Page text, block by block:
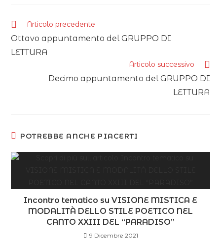
Articolo precedente
Ottavo appuntamento del GRUPPO DI
LETTURA
Articolo successivo
Decimo appuntamento del GRUPPO DI
LETTURA
POTREBBE ANCHE PIACERTI
Incontro tematico su VISIONE MISTICA E
MODALITÀ DELLO STILE POETICO NEL
CANTO XXIII DEL “PARADISO”
9 Dicembre 2021